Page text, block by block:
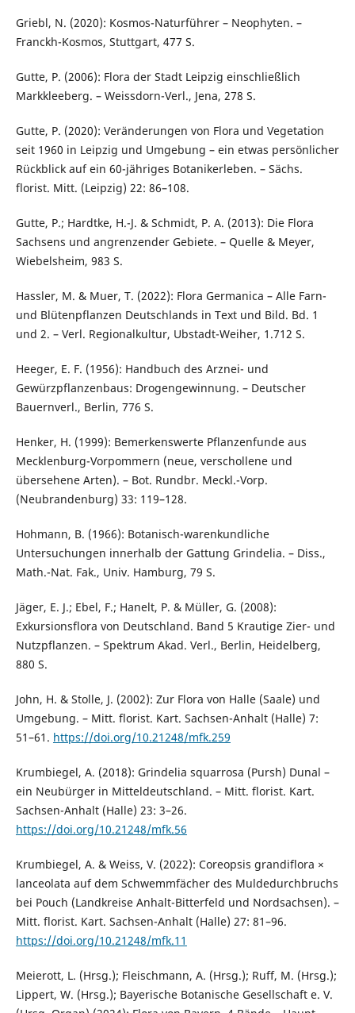
Griebl, N. (2020): Kosmos-Naturführer – Neophyten. –
Franckh-Kosmos, Stuttgart, 477 S.
Gutte, P. (2006): Flora der Stadt Leipzig einschließlich
Markkleeberg. – Weissdorn-Verl., Jena, 278 S.
Gutte, P. (2020): Veränderungen von Flora und Vegetation
seit 1960 in Leipzig und Umgebung – ein etwas persönlicher
Rückblick auf ein 60-jähriges Botanikerleben. – Sächs.
florist. Mitt. (Leipzig) 22: 86–108.
Gutte, P.; Hardtke, H.-J. & Schmidt, P. A. (2013): Die Flora
Sachsens und angrenzender Gebiete. – Quelle & Meyer,
Wiebelsheim, 983 S.
Hassler, M. & Muer, T. (2022): Flora Germanica – Alle Farn-
und Blütenpflanzen Deutschlands in Text und Bild. Bd. 1
und 2. – Verl. Regionalkultur, Ubstadt-Weiher, 1.712 S.
Heeger, E. F. (1956): Handbuch des Arznei- und
Gewürzpflanzenbaus: Drogengewinnung. – Deutscher
Bauernverl., Berlin, 776 S.
Henker, H. (1999): Bemerkenswerte Pflanzenfunde aus
Mecklenburg-Vorpommern (neue, verschollene und
übersehene Arten). – Bot. Rundbr. Meckl.-Vorp.
(Neubrandenburg) 33: 119–128.
Hohmann, B. (1966): Botanisch-warenkundliche
Untersuchungen innerhalb der Gattung Grindelia. – Diss.,
Math.-Nat. Fak., Univ. Hamburg, 79 S.
Jäger, E. J.; Ebel, F.; Hanelt, P. & Müller, G. (2008):
Exkursionsflora von Deutschland. Band 5 Krautige Zier- und
Nutzpflanzen. – Spektrum Akad. Verl., Berlin, Heidelberg,
880 S.
John, H. & Stolle, J. (2002): Zur Flora von Halle (Saale) und
Umgebung. – Mitt. florist. Kart. Sachsen-Anhalt (Halle) 7:
51–61. https://doi.org/10.21248/mfk.259
Krumbiegel, A. (2018): Grindelia squarrosa (Pursh) Dunal –
ein Neubürger in Mitteldeutschland. – Mitt. florist. Kart.
Sachsen-Anhalt (Halle) 23: 3–26.
https://doi.org/10.21248/mfk.56
Krumbiegel, A. & Weiss, V. (2022): Coreopsis grandiflora ×
lanceolata auf dem Schwemmfächer des Muldedurchbruchs
bei Pouch (Landkreise Anhalt-Bitterfeld und Nordsachsen). –
Mitt. florist. Kart. Sachsen-Anhalt (Halle) 27: 81–96.
https://doi.org/10.21248/mfk.11
Meierott, L. (Hrsg.); Fleischmann, A. (Hrsg.); Ruff, M. (Hrsg.);
Lippert, W. (Hrsg.); Bayerische Botanische Gesellschaft e. V.